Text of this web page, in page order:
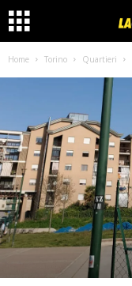
Home Torino Quartieri